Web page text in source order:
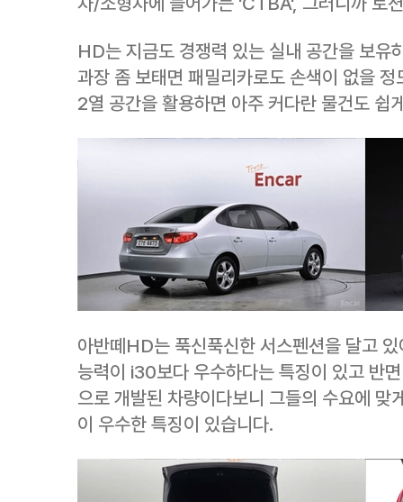
HD는 지금도 경쟁력 있는 실내 공간을 보유
과장 좀 보태면 패밀리카로도 손색이 없을
2열 공간을 활용하면 아주 커다란 물건도 쉽
아반떼HD는 푹신푹신한 서스펜션을 달고
능력이 i30보다 우수하다는 특징이 있고 반
으로 개발된 차량이다보니 그들의 수요에 맞
이 우수한 특징이 있습니다.